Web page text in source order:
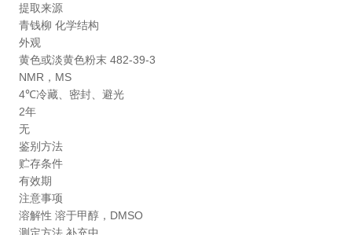
提取来源
青钱柳 化学结构
外观
黄色或淡黄色粉末 482-39-3
NMR，MS
4℃冷藏、密封、避光
2年
无
鉴别方法
贮存条件
有效期
注意事项
溶解性 溶于甲醇，DMSO